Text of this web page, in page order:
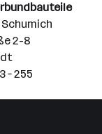
Schumich
2-8
– 255